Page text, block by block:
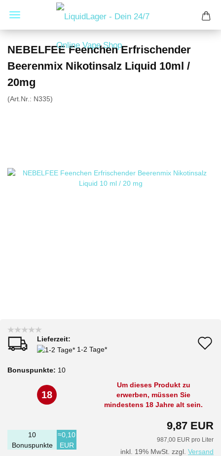
NEBELFEE Feenchen Erfrischender
Beerenmix Nikotinsalz Liquid 10ml /
20mg
(Art.Nr.: N335)
Lieferzeit:
1-2 Tage*
Bonuspunkte: 10
18
Um dieses Produkt zu
erwerben, müssen Sie
mindestens 18 Jahre alt sein.
9,87 EUR
987,00 EUR pro Liter
inkl. 19% MwSt. zzgl. Versand
10
Bonuspunkte
≈0,10
EUR